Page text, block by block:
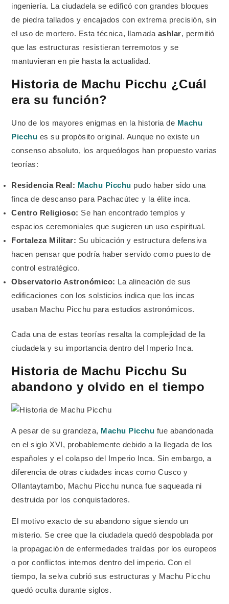
ingeniería. La ciudadela se edificó con grandes bloques
de piedra tallados y encajados con extrema precisión, sin
el uso de mortero. Esta técnica, llamada ashlar, permitió
que las estructuras resistieran terremotos y se
mantuvieran en pie hasta la actualidad.
Historia de Machu Picchu ¿Cuál
era su función?
Uno de los mayores enigmas en la historia de Machu
Picchu es su propósito original. Aunque no existe un
consenso absoluto, los arqueólogos han propuesto varias
teorías:
Residencia Real: Machu Picchu pudo haber sido una
finca de descanso para Pachacútec y la élite inca.
Centro Religioso: Se han encontrado templos y
espacios ceremoniales que sugieren un uso espiritual.
Fortaleza Militar: Su ubicación y estructura defensiva
hacen pensar que podría haber servido como puesto de
control estratégico.
Observatorio Astronómico: La alineación de sus
edificaciones con los solsticios indica que los incas
usaban Machu Picchu para estudios astronómicos.
Cada una de estas teorías resalta la complejidad de la
ciudadela y su importancia dentro del Imperio Inca.
Historia de Machu Picchu Su
abandono y olvido en el tiempo
A pesar de su grandeza, Machu Picchu fue abandonada
en el siglo XVI, probablemente debido a la llegada de los
españoles y el colapso del Imperio Inca. Sin embargo, a
diferencia de otras ciudades incas como Cusco y
Ollantaytambo, Machu Picchu nunca fue saqueada ni
destruida por los conquistadores.
El motivo exacto de su abandono sigue siendo un
misterio. Se cree que la ciudadela quedó despoblada por
la propagación de enfermedades traídas por los europeos
o por conflictos internos dentro del imperio. Con el
tiempo, la selva cubrió sus estructuras y Machu Picchu
quedó oculta durante siglos.